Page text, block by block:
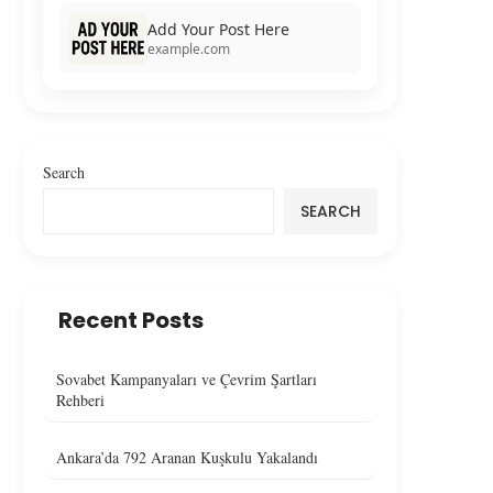
Add Your Post Here
example.com
Search
SEARCH
Recent Posts
Sovabet Kampanyaları ve Çevrim Şartları
Rehberi
Ankara’da 792 Aranan Kuşkulu Yakalandı